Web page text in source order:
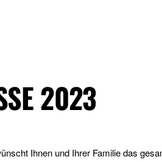
2023
Ihnen und Ihrer Familie das